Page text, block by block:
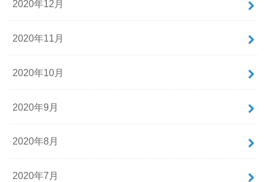
2020年12月
2020年11月
2020年10月
2020年9月
2020年8月
2020年7月